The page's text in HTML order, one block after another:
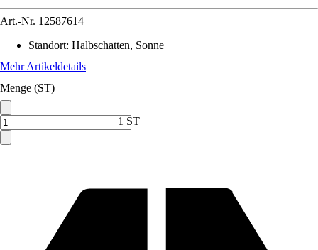
Art.-Nr. 12587614
Standort: Halbschatten, Sonne
Mehr Artikeldetails
Menge (ST)
1 ST